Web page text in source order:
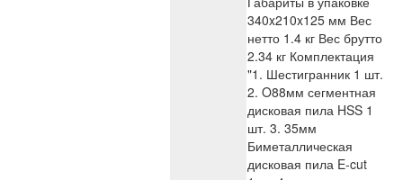
340x210x125 мм Вес
нетто 1.4 кг Вес брутто
2.34 кг Комплектация
"1. Шестигранник 1 шт.
2. O88мм сегментная
дисковая пила HSS 1
шт. 3. 35мм
Биметаллическая
дисковая пила E-cut